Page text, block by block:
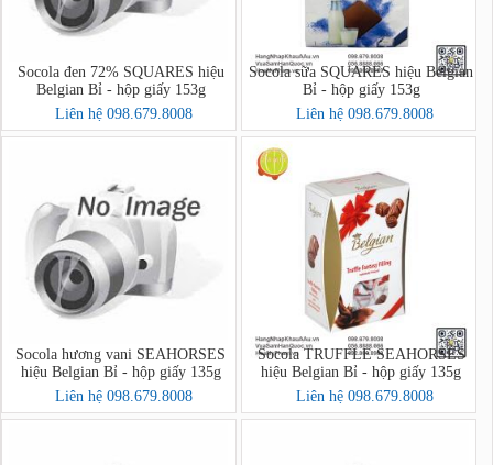
Socola đen 72% SQUARES hiệu
Belgian Bỉ - hộp giấy 153g
Liên hệ 098.679.8008
Socola sữa SQUARES hiệu Belgian
Bỉ - hộp giấy 153g
Liên hệ 098.679.8008
Socola hương vani SEAHORSES
hiệu Belgian Bỉ - hộp giấy 135g
Liên hệ 098.679.8008
Socola TRUFFLE SEAHORSES
hiệu Belgian Bỉ - hộp giấy 135g
Liên hệ 098.679.8008